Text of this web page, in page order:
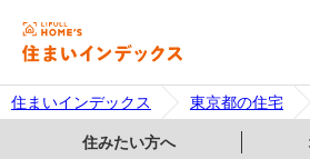
住まいインデックス 東京都の住宅
住みたい方へ